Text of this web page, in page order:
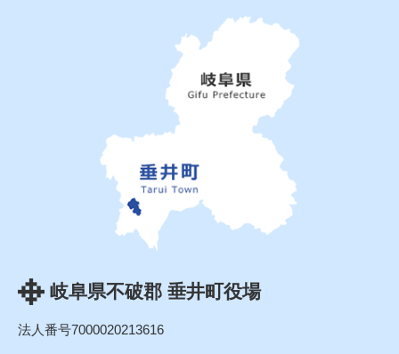
岐阜県不破郡 垂井町役場
法人番号7000020213616